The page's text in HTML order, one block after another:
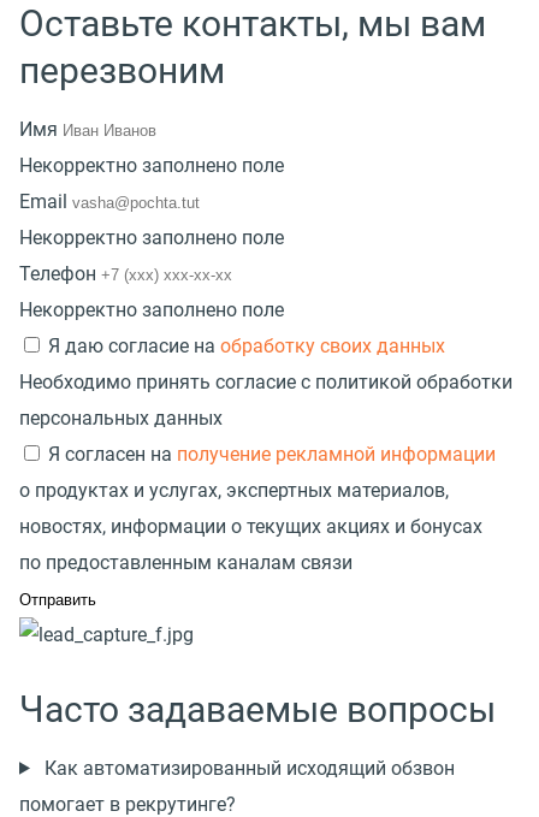
Оставьте контакты, мы вам
перезвоним
Имя
Некорректно заполнено поле
Email
Некорректно заполнено поле
Телефон
Некорректно заполнено поле
Я даю согласие на обработку своих данных
Необходимо принять согласие с политикой обработки
персональных данных
Я согласен на получение рекламной информации
о продуктах и услугах, экспертных материалов,
новостях, информации о текущих акциях и бонусах
по предоставленным каналам связи
Часто задаваемые вопросы
Как автоматизированный исходящий обзвон
помогает в рекрутинге?